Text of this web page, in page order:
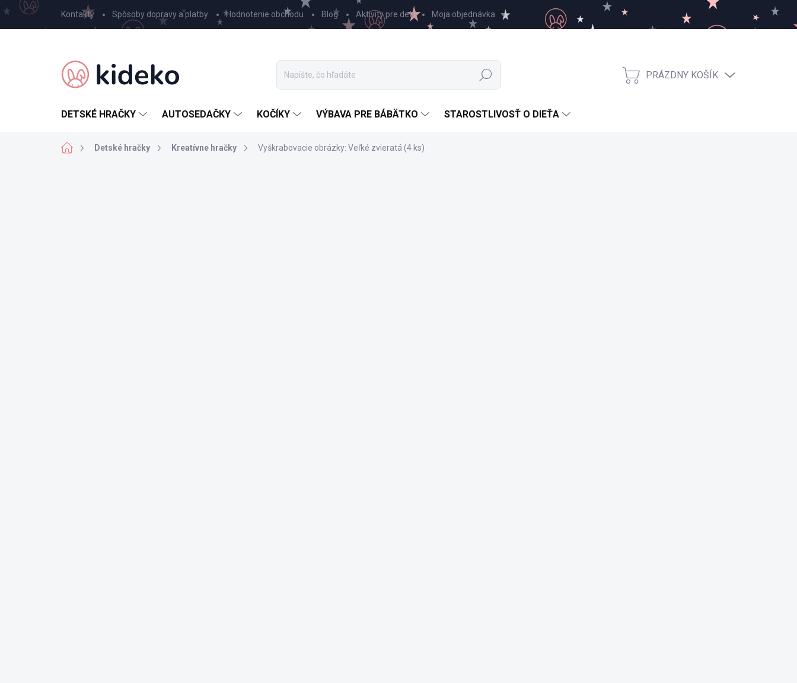
Prejsť
na
obsah
Kontakty Spôsoby dopravy a platby Hodnotenie obchodu Blog Aktivity pre deti Moja objednávka
Hľadať
NÁKUPNÝ
PRÁZDNY KOŠÍK
DETSKÉ HRAČKY AUTOSEDAČKY KOČÍKY VÝBAVA PRE BÁBÄTKO STAROSTLIVOSŤ O DIEŤA
DomovDetské hračky Kreatívne hračky Vyškrabovacie obrázky: Veľké zvieratá (4 ks)